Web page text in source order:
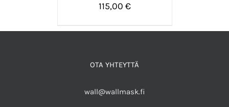
115,00 €
OTA YHTEYTTÄ
wall@wallmask.fi